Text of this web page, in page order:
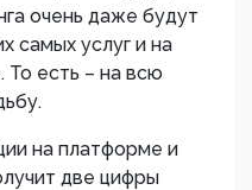
очень даже будут
самых услуг и на
есть – на всю
на платформе и
две цифры